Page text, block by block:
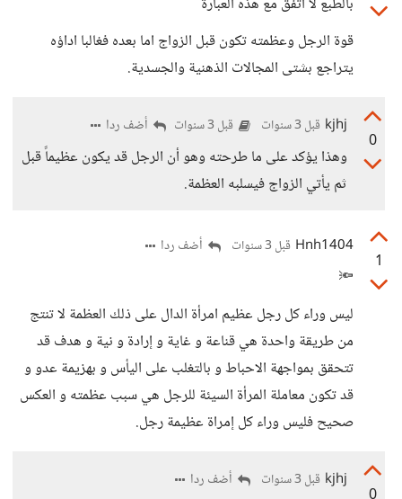
قوة الرجل وعظمته تكون قبل الزواج اما بعده فغالبا اداؤه
يتراجع بشتى المجالات الذهنية والجسدية.
0
kjhj قبل 3 سنوات قبل 3 سنوات أضف ردا
وهذا يؤكد على ما طرحته وهو أن الرجل قد يكون عظيماً قبل
ثم يأتي الزواج فيسلبه العظمة.
1
Hnh1404 قبل 3 سنوات أضف ردا
🔦
ليس وراء كل رجل عظيم امرأة الدال على ذلك العظمة لا تنتج
من طريقة واحدة هي قناعة و غاية و إرادة و نية و هدف قد
تتحقق بمواجهة الاحباط و بالتغلب على اليأس و بهزيمة عدو و
قد تكون معاملة المرأة السيئة للرجل هي سبب عظمته و العكس
صحيح فليس وراء كل إمراة عظيمة رجل.
kjhj قبل 3 سنوات أضف ردا